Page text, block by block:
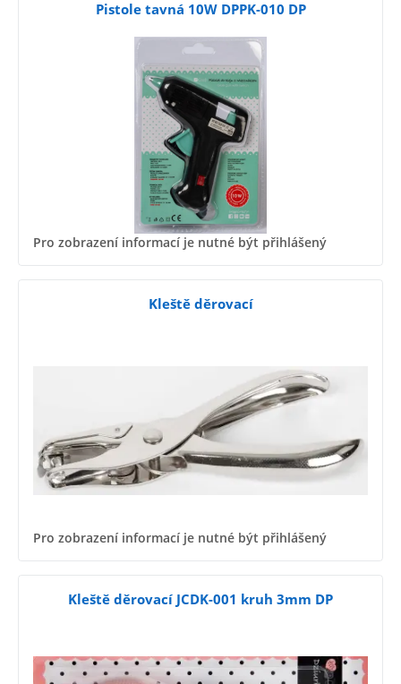
Pistole tavná 10W DPPK-010 DP
Pro zobrazení informací je nutné být přihlášený
Kleště děrovací
Pro zobrazení informací je nutné být přihlášený
Kleště děrovací JCDK-001 kruh 3mm DP